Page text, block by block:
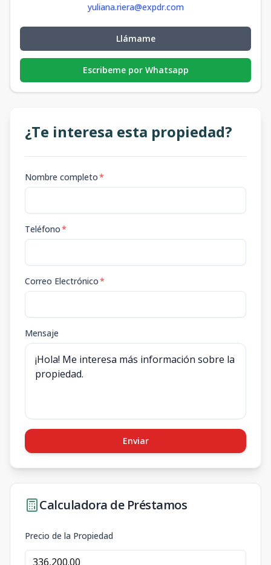
yuliana.riera@expdr.com
Llámame
Escribeme por Whatsapp
¿Te interesa esta propiedad?
Nombre completo*
Teléfono*
Correo Electrónico*
Mensaje
Enviar
Calculadora de Préstamos
Precio de la Propiedad